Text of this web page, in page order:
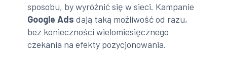
sposobu, by wyróżnić się w sieci. Kampanie
Google Ads dają taką możliwość od razu,
bez konieczności wielomiesięcznego
czekania na efekty pozycjonowania.